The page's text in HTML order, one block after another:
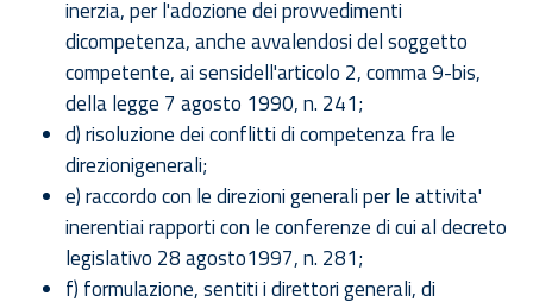
inerzia, per l'adozione dei provvedimenti
dicompetenza, anche avvalendosi del soggetto
competente, ai sensidell'articolo 2, comma 9-bis,
della legge 7 agosto 1990, n. 241;
d) risoluzione dei conflitti di competenza fra le
direzionigenerali;
e) raccordo con le direzioni generali per le attivita'
inerentiai rapporti con le conferenze di cui al decreto
legislativo 28 agosto1997, n. 281;
f) formulazione, sentiti i direttori generali, di